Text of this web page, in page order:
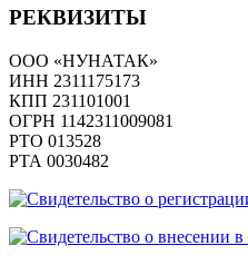
РЕКВИЗИТЫ
ООО «НУНАТАК»
ИНН 2311175173
КПП 231101001
ОГРН 1142311009081
PTO 013528
РТА 0030482